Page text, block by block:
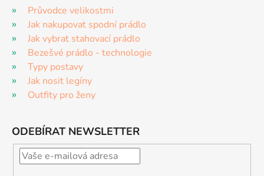
Průvodce velikostmi
Jak nakupovat spodní prádlo
Jak vybrat stahovací prádlo
Bezešvé prádlo - technologie
Typy postavy
Jak nosit legíny
Outfity pro ženy
ODEBÍRAT NEWSLETTER